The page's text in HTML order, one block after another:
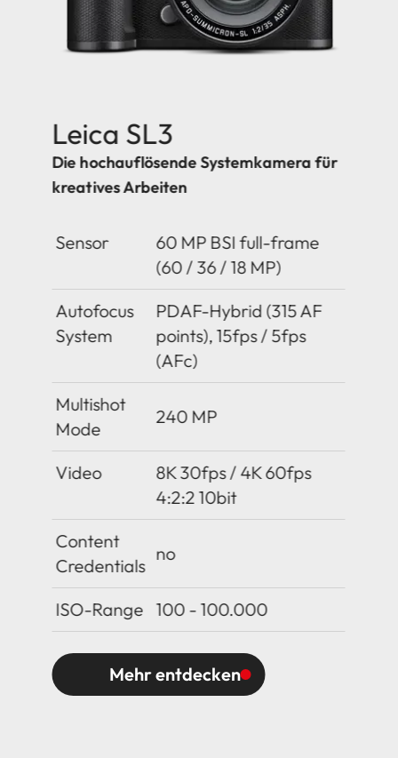
Leica SL3
Die hochauflösende Systemkamera für
kreatives Arbeiten
Sensor
60 MP BSI full-frame
(60 / 36 / 18 MP)
Autofocus
System
PDAF-Hybrid (315 AF
points), 15fps / 5fps
(AFc)
Multishot
Mode
240 MP
Video
8K 30fps / 4K 60fps
4:2:2 10bit
Content
Credentials
no
ISO-Range 100 - 100.000
Mehr entdecken